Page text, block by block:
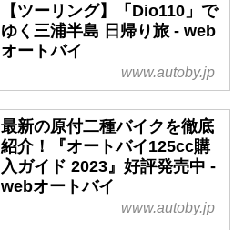
【ツーリング】「Dio110」で
ゆく三浦半島 日帰り旅 - web
オートバイ
www.autoby.jp
最新の原付二種バイクを徹底
紹介！『オートバイ125cc購
入ガイド 2023』好評発売中 -
webオートバイ
www.autoby.jp